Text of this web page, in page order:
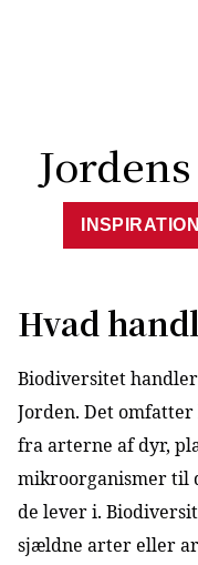
Hvad
Biodiversitet
Jorden. Det
fra arterne af dyr,
mikroorganismer til
de lever i.
sjældne arter eller